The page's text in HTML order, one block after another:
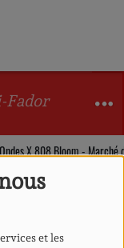
et les
Fador
X 808 Bloom - Marché